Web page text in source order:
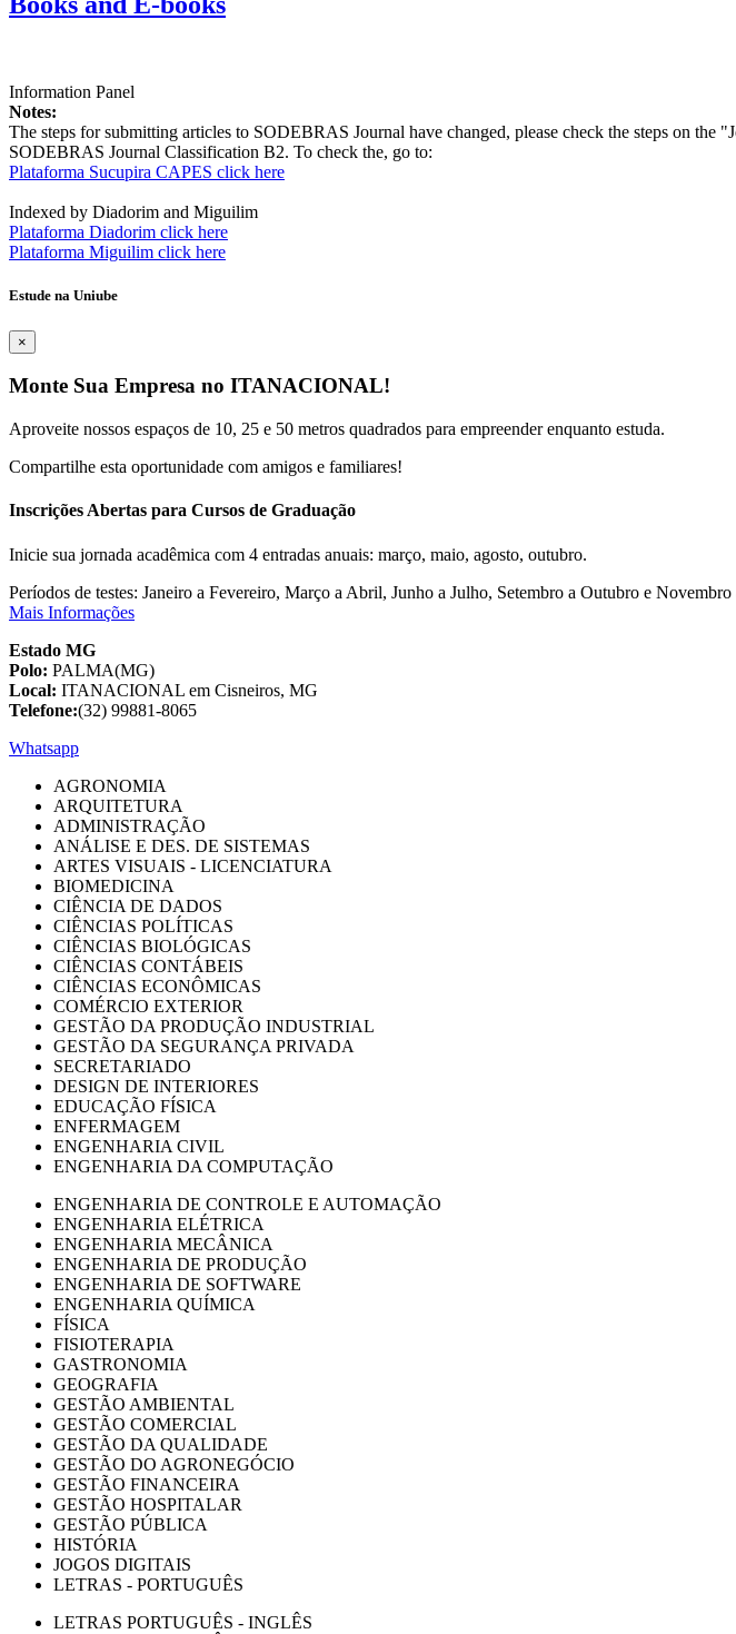
Information Panel
Notes:
The steps for submitting articles to SODEBRAS Journal have changed, please check the steps on
SODEBRAS Journal Classification B2. To check the, go to:
Plataforma Sucupira CAPES click here
Indexed by Diadorim and Miguilim
Plataforma Diadorim click here
Plataforma Miguilim click here
Estude na Uniube
×
Monte Sua Empresa no ITANACIONAL!
Aproveite nossos espaços de 10, 25 e 50 metros quadrados para empreender enquanto estuda.
Compartilhe esta oportunidade com amigos e familiares!
Inscrições Abertas para Cursos de Graduação
Inicie sua jornada acadêmica com 4 entradas anuais: março, maio, agosto, outubro.
Períodos de testes: Janeiro a Fevereiro, Março a Abril, Junho a Julho, Setembro a Outubro e Novembro
Mais Informações
Estado MG
Polo: PALMA(MG)
Local: ITANACIONAL em Cisneiros, MG
Telefone:(32) 99881-8065
Whatsapp
AGRONOMIA
ARQUITETURA
ADMINISTRAÇÃO
ANÁLISE E DES. DE SISTEMAS
ARTES VISUAIS - LICENCIATURA
BIOMEDICINA
CIÊNCIA DE DADOS
CIÊNCIAS POLÍTICAS
CIÊNCIAS BIOLÓGICAS
CIÊNCIAS CONTÁBEIS
CIÊNCIAS ECONÔMICAS
COMÉRCIO EXTERIOR
GESTÃO DA PRODUÇÃO INDUSTRIAL
GESTÃO DA SEGURANÇA PRIVADA
SECRETARIADO
DESIGN DE INTERIORES
EDUCAÇÃO FÍSICA
ENFERMAGEM
ENGENHARIA CIVIL
ENGENHARIA DA COMPUTAÇÃO
ENGENHARIA DE CONTROLE E AUTOMAÇÃO
ENGENHARIA ELÉTRICA
ENGENHARIA MECÂNICA
ENGENHARIA DE PRODUÇÃO
ENGENHARIA DE SOFTWARE
ENGENHARIA QUÍMICA
FÍSICA
FISIOTERAPIA
GASTRONOMIA
GEOGRAFIA
GESTÃO AMBIENTAL
GESTÃO COMERCIAL
GESTÃO DA QUALIDADE
GESTÃO DO AGRONEGÓCIO
GESTÃO FINANCEIRA
GESTÃO HOSPITALAR
GESTÃO PÚBLICA
HISTÓRIA
JOGOS DIGITAIS
LETRAS - PORTUGUÊS
LETRAS PORTUGUÊS - INGLÊS